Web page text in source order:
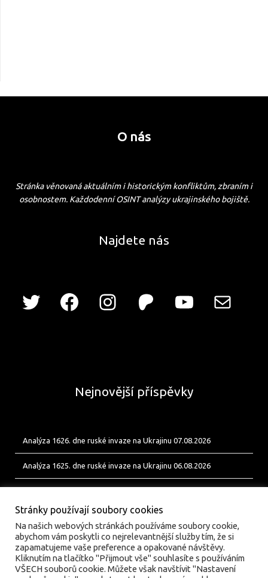
O nás
Stránka věnovaná aktuálním i historickým konfliktům, zbraním i
osobnostem. Každodenní OSINT analýzy ukrajinského bojiště.
Najdete nás
Nejnovější příspěvky
Analýza 1626. dne ruské invaze na Ukrajinu 07.08.2026
Analýza 1625. dne ruské invaze na Ukrajinu 06.08.2026
Stránky používají soubory cookies
Na našich webových stránkách používáme soubory cookie,
abychom vám poskytli co nejrelevantnější služby tím, že si
zapamatujeme vaše preference a opakované návštěvy.
Kliknutím na tlačítko "Přijmout vše" souhlasíte s používáním
VŠECH souborů cookie. Můžete však navštívit "Nastavení